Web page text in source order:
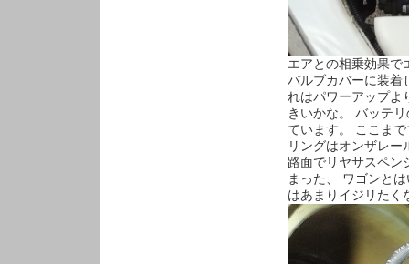
エアとの相乗効果で
バルブカバーに装着
れはパワーアップよ
きいかな。 バッテ
ています。 ここま
リングはオンザレ
路面でリヤサスペン
まった、 ワゴンと
はあまりイジリたく